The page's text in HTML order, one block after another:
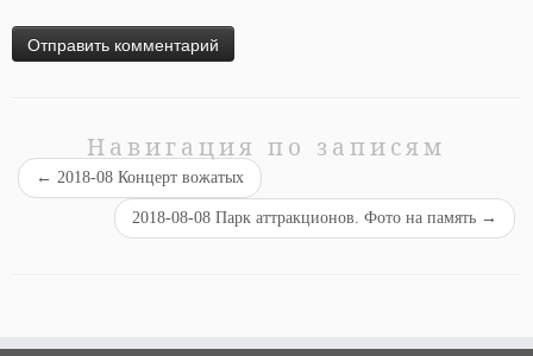
Навигация по записям
← 2018-08 Концерт вожатых
2018-08-08 Парк аттракционов. Фото на память →